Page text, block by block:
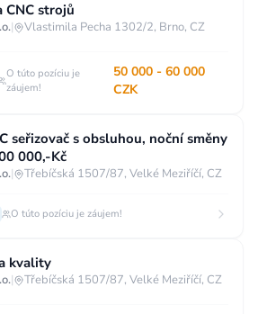
CNC strojů
| Vlastimila Pecha 1302/2, Brno, CZ
O túto pozíciu je
záujem!
50 000 - 60 000
CZK
seřizovač s obsluhou, noční směny
000,-Kč
| Třebíčská 1507/87, Velké Meziříčí, CZ
O túto pozíciu je záujem!
kvality
| Třebíčská 1507/87, Velké Meziříčí, CZ